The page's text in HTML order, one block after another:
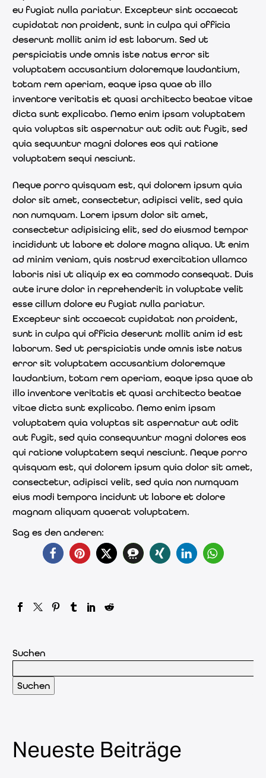
eu fugiat nulla pariatur. Excepteur sint occaecat
cupidatat non proident, sunt in culpa qui officia
deserunt mollit anim id est laborum. Sed ut
perspiciatis unde omnis iste natus error sit
voluptatem accusantium doloremque laudantium,
totam rem aperiam, eaque ipsa quae ab illo
inventore veritatis et quasi architecto beatae vitae
dicta sunt explicabo. Nemo enim ipsam voluptatem
quia voluptas sit aspernatur aut odit aut fugit, sed
quia sequuntur magni dolores eos qui ratione
voluptatem sequi nesciunt.
Neque porro quisquam est, qui dolorem ipsum quia
dolor sit amet, consectetur, adipisci velit, sed quia
non numquam. Lorem ipsum dolor sit amet,
consectetur adipisicing elit, sed do eiusmod tempor
incididunt ut labore et dolore magna aliqua. Ut enim
ad minim veniam, quis nostrud exercitation ullamco
laboris nisi ut aliquip ex ea commodo consequat. Duis
aute irure dolor in reprehenderit in voluptate velit
esse cillum dolore eu fugiat nulla pariatur.
Excepteur sint occaecat cupidatat non proident,
sunt in culpa qui officia deserunt mollit anim id est
laborum. Sed ut perspiciatis unde omnis iste natus
error sit voluptatem accusantium doloremque
laudantium, totam rem aperiam, eaque ipsa quae ab
illo inventore veritatis et quasi architecto beatae
vitae dicta sunt explicabo. Nemo enim ipsam
voluptatem quia voluptas sit aspernatur aut odit
aut fugit, sed quia consequuntur magni dolores eos
qui ratione voluptatem sequi nesciunt. Neque porro
quisquam est, qui dolorem ipsum quia dolor sit amet,
consectetur, adipisci velit, sed quia non numquam
eius modi tempora incidunt ut labore et dolore
magnam aliquam quaerat voluptatem.
Sag es den anderen:
Suchen
Suchen
Neueste Beiträge